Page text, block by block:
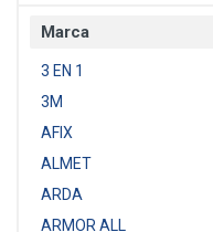
Marca
3 EN 1
3M
AFIX
ALMET
ARDA
ARMOR ALL